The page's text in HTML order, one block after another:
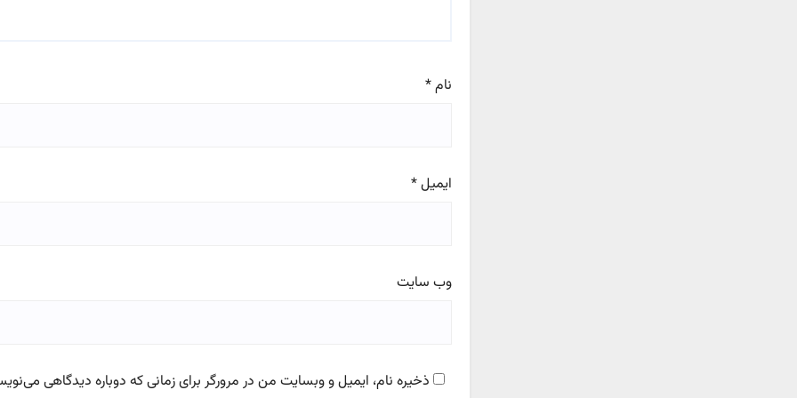
نام*
ایمیل*
وب‌ سایت
ذخیره نام، ایمیل و وبسایت من در مرورگر برای زمانی که دوباره دیدگاهی